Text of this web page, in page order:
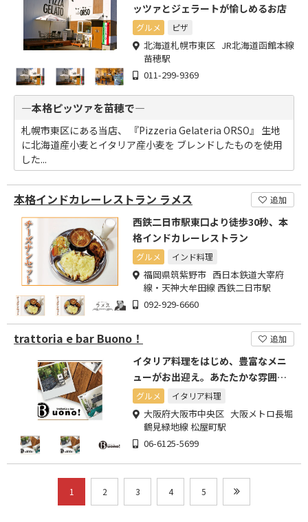
ッツァとジェラートが愉しめるお店
グルメ ピザ
北海道札幌市東区 JR北海道函館本線
苗穂駅
011-299-9369
―本格ピッツァを苗穂で―
札幌市東区にある当店、 『Pizzeria Gelateria ORSO』 生地
に北海道産小麦とイタリア産小麦を ブレンドしたものを使用
した...
本格インドカレーレストラン ラメス 追加
西鉄二日市駅東口より徒歩30秒、本
格インドカレーレストラン
グルメ インド料理
福岡県筑紫野市 西日本鉄道大宰府
線・天神大牟田線 西鉄二日市駅
092-929-6660
trattoria e bar Buono！ 追加
イタリア料理をはじめ、豊富なメニ
ューがお出迎え。あたたかな雰囲気
のくつろぎ空間。
グルメ イタリア料理
大阪府大阪市中央区 大阪メトロ長堀
鶴見緑地線 松屋町駅
06-6125-5699
1 2 3 4 5